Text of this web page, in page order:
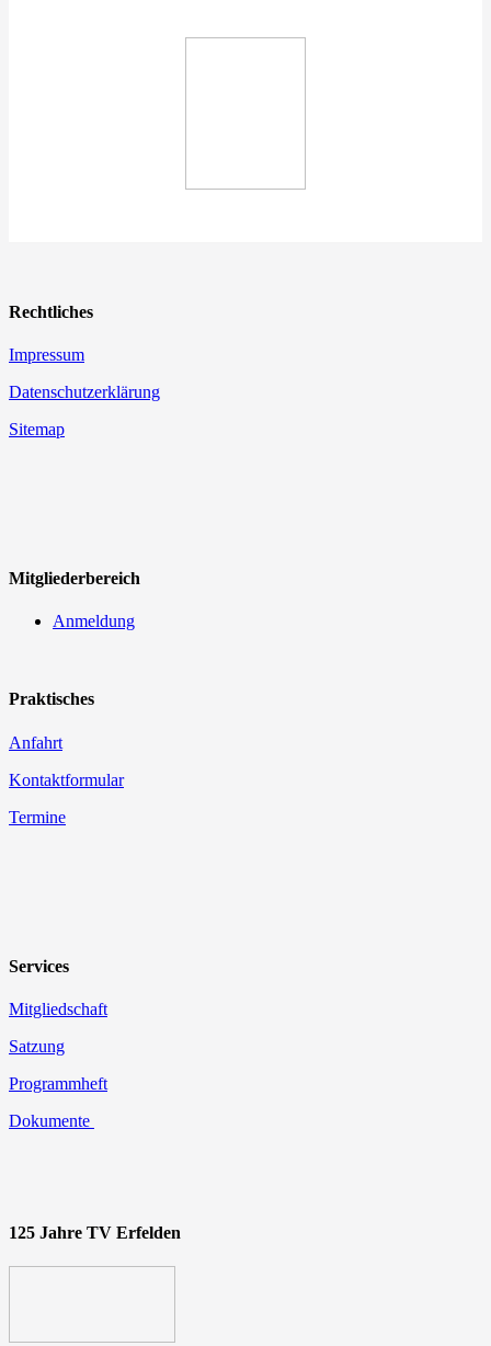
Rechtliches
Impressum
Datenschutzerklärung
Sitemap
Mitgliederbereich
Anmeldung
Praktisches
Anfahrt
Kontaktformular
Termine
Services
Mitgliedschaft
Satzung
Programmheft
Dokumente
125 Jahre TV Erfelden